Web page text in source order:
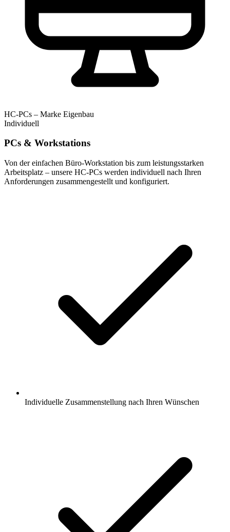
HC-PCs – Marke Eigenbau
Individuell
PCs & Workstations
Von der einfachen Büro-Workstation bis zum leistungsstarken
Arbeitsplatz – unsere HC-PCs werden individuell nach Ihren
Anforderungen zusammengestellt und konfiguriert.
Individuelle Zusammenstellung nach Ihren Wünschen